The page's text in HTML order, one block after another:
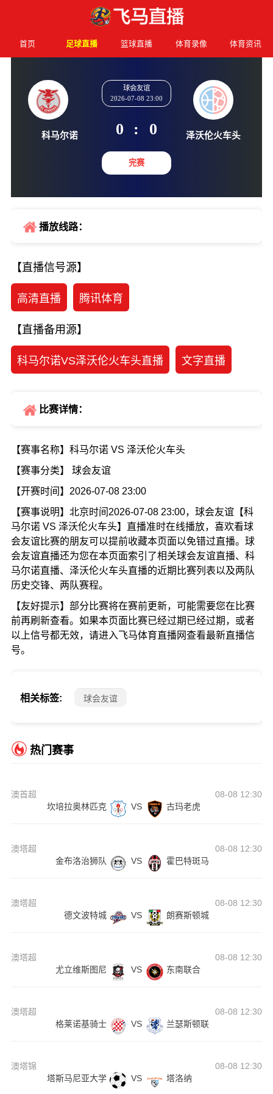
首页 足球直播 篮球直播 体育录像 体育资讯
球会友谊
0 :
完赛
播放线路：
【直播信号源】
高清直播 腾讯体育
【直播备用源】
科马尔诺VS泽沃伦火车头直播 文字直播
比赛详情：
【赛事名称】科马尔诺 VS 泽沃伦火车头
【赛事分类】 球会友谊
【开赛时间】2026-07-08 23:00
【赛事说明】北京时间2026-07-08 23:00，球会友谊【科
马尔诺 VS 泽沃伦火车头】直播准时在线播放，喜欢看球
会友谊比赛的朋友可以提前收藏本页面以免错过直播。球
会友谊直播还为您在本页面索引了相关球会友谊直播、科
马尔诺直播、泽沃伦火车头直播的近期比赛列表以及两队
历史交锋、两队赛程。
【友好提示】部分比赛将在赛前更新，可能需要您在比赛
前再刷新查看。如果本页面比赛已经过期已经过期，或者
以上信号都无效，请进入飞马体育直播网查看最新直播信
号。
相关标签: 球会友谊
热门赛事
澳首超
08-08 12:30
坎培拉奥林匹克
VS 古玛老虎
澳塔超
08-08 12:30
金布洛治狮队
VS 霍巴特斑马
澳塔超
08-08 12:30
德文波特城
VS 朗赛斯顿城
澳塔超
08-08 12:30
尤立维斯图尼
VS 东南联合
澳塔超
08-08 12:30
格莱诺基骑士
VS 兰瑟斯顿联
澳塔锦
08-08 12:30
塔斯马尼亚大学
VS 塔洛纳